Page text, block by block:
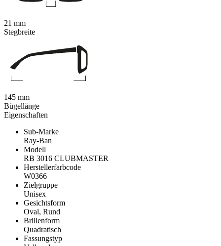
Eigenschaften
Sub-Marke
Ray-Ban
Modell
RB 3016 CLUBMASTER
Herstellerfarbcode
W0366
Zielgruppe
Unisex
Gesichtsform
Oval, Rund
Brillenform
Quadratisch
Fassungstyp
21 mm
Stegbreite
145 mm
Bügellänge